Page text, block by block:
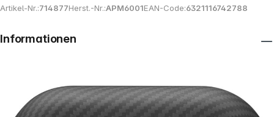
Artikel-Nr.:714877Herst.-Nr.:APM6001EAN-Code:6321116742788
Informationen